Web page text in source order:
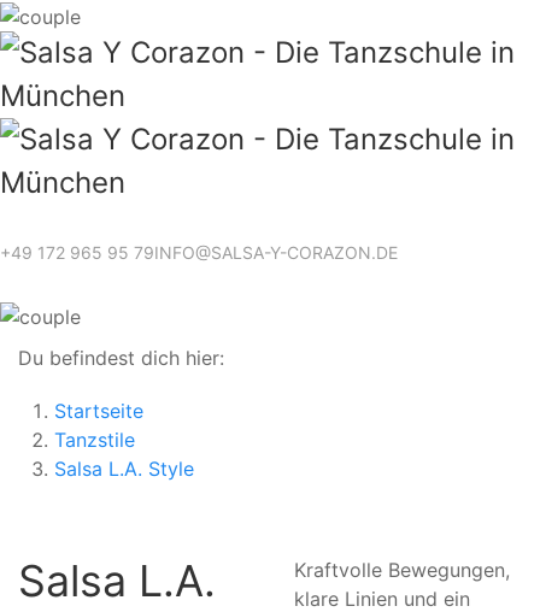
+49 172 965 95 79INFO@SALSA-Y-CORAZON.DE
Du befindest dich hier:
Startseite
Tanzstile
Salsa L.A. Style
Salsa L.A.
Kraftvolle Bewegungen,
klare Linien und ein